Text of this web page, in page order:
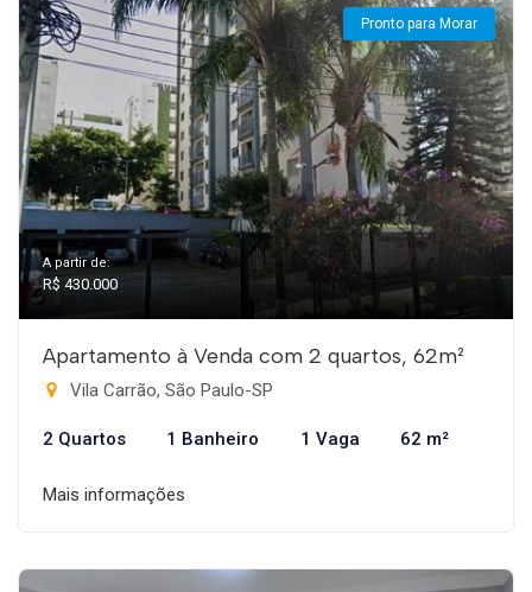
Pronto para Morar
A partir de:
R$ 430.000
Apartamento à Venda com 2 quartos, 62m²
Vila Carrão, São Paulo-SP
2 Quartos 1 Banheiro 1 Vaga 62 m²
Mais informações